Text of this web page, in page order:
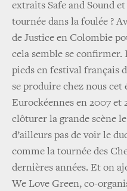
extraits Safe and Sound
tournée dans la foulée ?
de Justice en Colombie
cela semble se confirmer.
pieds en festival français
se produire chez nous cet
Eurockéennes en 2007 et
clôturer la grande scène
d’ailleurs pas de voir le
comme la tournée des
dernières années. Et on
We Love Green, co-